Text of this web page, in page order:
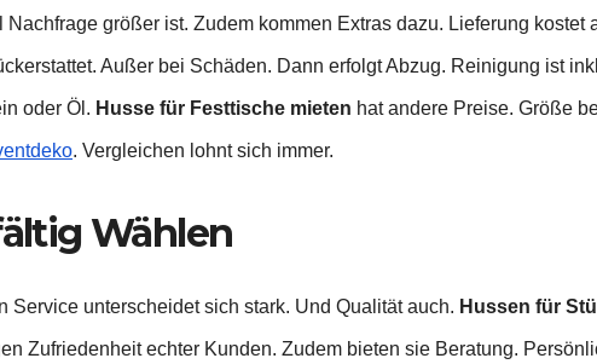
größer ist. Zudem kommen Extras dazu. Lieferung
Außer bei Schäden. Dann erfolgt Abzug. Reinigung ist
oder Öl. Husse für Festtische mieten hat andere Preise. Größe
. Vergleichen lohnt sich immer.
Wählen
Service unterscheidet sich stark. Und Qualität auch. Hussen für
Zufriedenheit echter Kunden. Zudem bieten sie Beratung.